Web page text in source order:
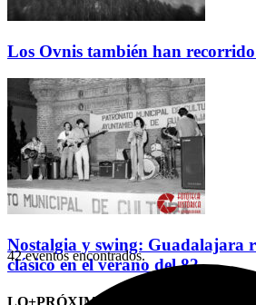
Los Ovnis también han
Nostalgia y swing: Guadalajara
clásico en el verano del 82
42 eventos encontrados.